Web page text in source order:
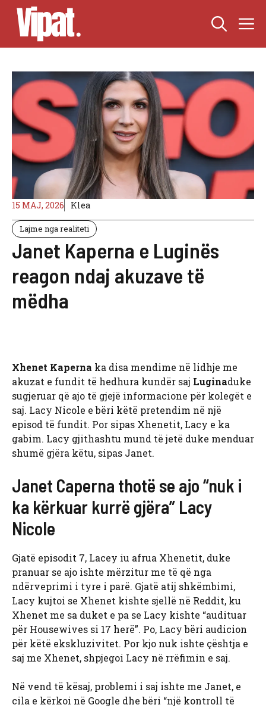
Skip
content
15 MAJ, 2026 Klea
Lajme nga realiteti
Janet Kaperna e Luginës
reagon ndaj akuzave të
mëdha
Xhenet Kaperna ka disa mendime në lidhje me
akuzat e fundit të hedhura kundër saj Luginaduke
sugjeruar që ajo të gjejë informacione për kolegët e
saj. Lacy Nicole e bëri këtë pretendim në një
episod të fundit. Por sipas Xhenetit, Lacy e ka
gabim. Lacy gjithashtu mund të jetë duke menduar
shumë gjëra këtu, sipas Janet.
Janet Caperna thotë se ajo “nuk i
ka kërkuar kurrë gjëra” Lacy
Nicole
Gjatë episodit 7, Lacey iu afrua Xhenetit, duke
pranuar se ajo ishte mërzitur me të që nga
ndërveprimi i tyre i parë. Gjatë atij shkëmbimi,
Lacy kujtoi se Xhenet kishte sjellë në Reddit, ku
Xhenet me sa duket e pa se Lacy kishte “audituar
për Housewives si 17 herë”. Po, Lacy bëri audicion
për këtë ekskluzivitet. Por kjo nuk ishte çështja e
saj me Xhenet, shpjegoi Lacy në rrëfimin e saj.
Në vend të kësaj, problemi i saj ishte me Janet, e
cila e kërkoi në Google dhe bëri “një kontroll të